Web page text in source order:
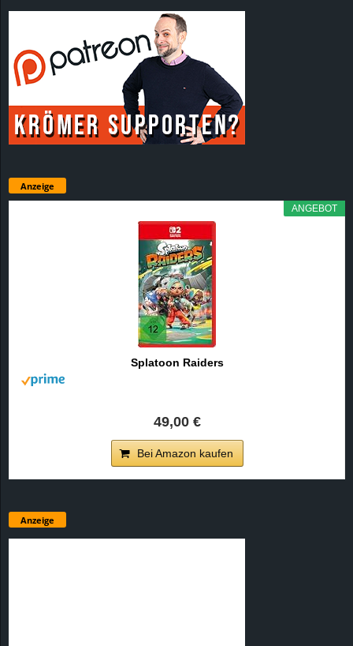
Anzeige
ANGEBOT
Splatoon Raiders
49,00 €
Bei Amazon kaufen
Anzeige